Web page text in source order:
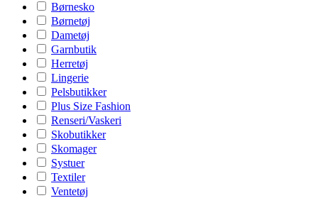
Børnesko
Børnetøj
Dametøj
Garnbutik
Herretøj
Lingerie
Pelsbutikker
Plus Size Fashion
Renseri/Vaskeri
Skobutikker
Skomager
Systuer
Textiler
Ventetøj